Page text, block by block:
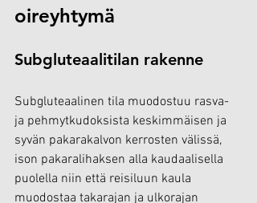
oireyhtymä
Subgluteaalitilan rakenne
Subgluteaalinen tila muodostuu rasva-
ja pehmytkudoksista keskimmäisen ja
syvän pakarakalvon kerrosten välissä,
ison pakaralihaksen alla kaudaalisella
puolella niin että reisiluun kaula
muodostaa takarajan ja ulkorajan